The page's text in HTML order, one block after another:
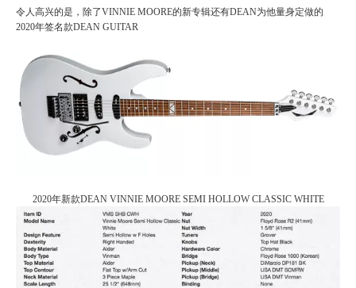
令人高兴的是，除了VINNIE MOORE的新专辑还有DEAN为他量身定做的
2020年签名款DEAN GUITAR
2020年新款DEAN VINNIE MOORE SEMI HOLLOW CLASSIC WHITE